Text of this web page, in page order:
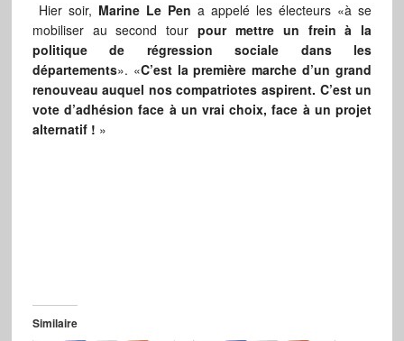
Hier soir, Marine Le Pen a appelé les électeurs «à se
mobiliser au second tourpour mettre un frein à la
politique de régression sociale dans les
départements». «C’est la première marche d’un grand
renouveau auquel nos compatriotes aspirent. C’est un
vote d’adhésion face à un vrai choix, face à un projet
alternatif ! »
Similaire